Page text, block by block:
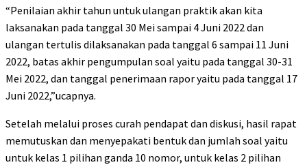
“Penilaian akhir tahun untuk ulangan praktik akan kita
laksanakan pada tanggal 30 Mei sampai 4 Juni 2022 dan
ulangan tertulis dilaksanakan pada tanggal 6 sampai 11 Juni
2022, batas akhir pengumpulan soal yaitu pada tanggal 30-31
Mei 2022, dan tanggal penerimaan rapor yaitu pada tanggal 17
Juni 2022,”ucapnya.
Setelah melalui proses curah pendapat dan diskusi, hasil rapat
memutuskan dan menyepakati bentuk dan jumlah soal yaitu
untuk kelas 1 pilihan ganda 10 nomor, untuk kelas 2 pilihan